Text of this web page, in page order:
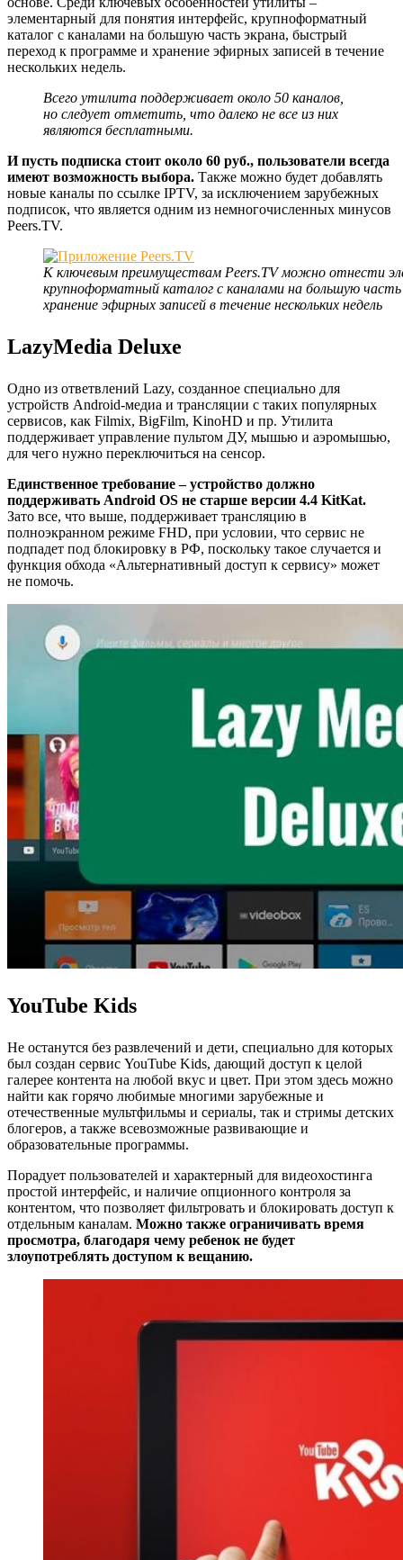
элементарный для понятия интерфейс, крупноформатный
каталог с каналами на большую часть экрана, быстрый
переход к программе и хранение эфирных записей в течение
нескольких недель.
Всего утилита поддерживает около 50 каналов,
но следует отметить, что далеко не все из них
являются бесплатными.
И пусть подписка стоит около 60 руб., пользователи всегда
имеют возможность выбора. Также можно будет добавлять
новые каналы по ссылке IPTV, за исключением зарубежных
подписок, что является одним из немногочисленных минусов
Peers.TV.
К ключевым преимуществам Peers.TV можно отнести
крупноформатный каталог с каналами на большую
хранение эфирных записей в течение нескольких недель
LazyMedia Deluxe
Одно из ответвлений Lazy, созданное специально для
устройств Android-медиа и трансляции с таких популярных
сервисов, как Filmix, BigFilm, KinoHD и пр. Утилита
поддерживает управление пультом ДУ, мышью и аэромышью,
для чего нужно переключиться на сенсор.
Единственное требование – устройство должно
поддерживать Android OS не старше версии 4.4 KitKat.
Зато все, что выше, поддерживает трансляцию в
полноэкранном режиме FHD, при условии, что сервис не
подпадет под блокировку в РФ, поскольку такое случается и
функция обхода «Альтернативный доступ к сервису» может
не помочь.
YouTube Kids
Не останутся без развлечений и дети, специально для которых
был создан сервис YouTube Kids, дающий доступ к целой
галерее контента на любой вкус и цвет. При этом здесь можно
найти как горячо любимые многими зарубежные и
отечественные мультфильмы и сериалы, так и стримы детских
блогеров, а также всевозможные развивающие и
образовательные программы.
Порадует пользователей и характерный для видеохостинга
простой интерфейс, и наличие опционного контроля за
контентом, что позволяет фильтровать и блокировать доступ к
отдельным каналам. Можно также ограничивать время
просмотра, благодаря чему ребенок не будет
злоупотреблять доступом к вещанию.